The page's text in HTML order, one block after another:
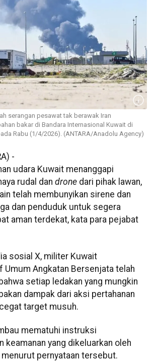
serangan pesawat tak berawak Iran
bakar di Bandara Internasional Kuwait di
Rabu (1/4/2026). (ANTARA/Anadolu Agency)
-
udara Kuwait menanggapi
rudal dan drone dari pihak lawan,
telah membunyikan sirene dan
dan penduduk untuk segera
aman terdekat, kata para pejabat
sosial X, militer Kuwait
Umum Angkatan Bersenjata telah
setiap ledakan yang mungkin
dampak dari aksi pertahanan
target musuh.
mematuhi instruksi
keamanan yang dikeluarkan oleh
pernyataan tersebut.